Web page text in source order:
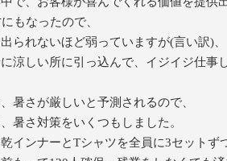
もなったので、
られないほど弱っていますが(言い訳)、
涼しい所に引っ込んで、イジイジ仕事
暑さが厳しいと予測されるので、
暑さ対策をいくつもしました。
乾インナーとTシャツを全員に3セットず